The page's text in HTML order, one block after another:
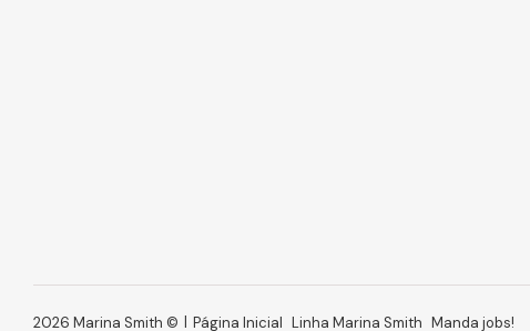
2026 Marina Smith © Página Inicial Linha Marina Smith Manda jobs!